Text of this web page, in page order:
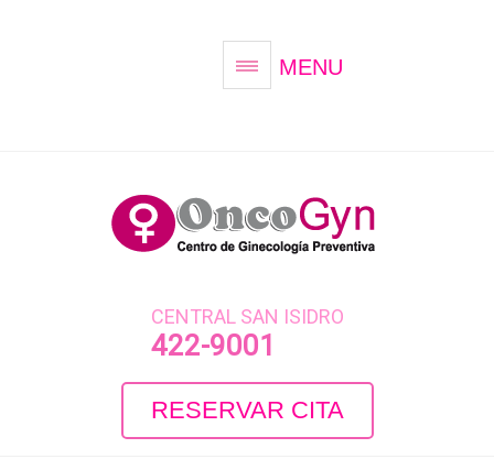
MENU
CENTRAL SAN ISIDRO
422-9001
RESERVAR CITA